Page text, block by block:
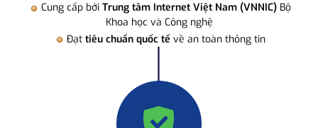
Cung cấp bởi Trung tâm Internet Việt Nam (VNNIC) Bộ
Khoa học và Công nghệ
Đạt tiêu chuẩn quốc tế về an toàn thông tin